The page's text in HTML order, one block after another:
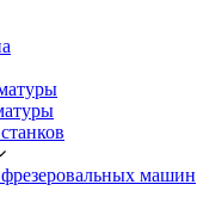
машин